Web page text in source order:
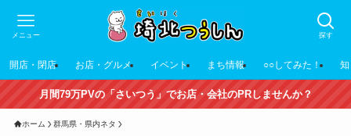
探す
メニュー
開店・閉店 お店・グルメ イベント まち情報 ○○してみた！
月間79万PVの「さいつう」でお店・会社のPRしませんか？
ホーム 群馬県・県内ネタ